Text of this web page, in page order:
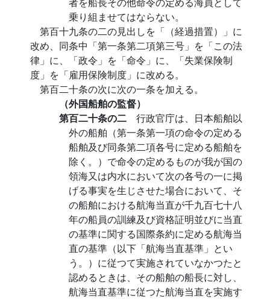
乗り組ませてはならない。
第百十九条の二の見出しを「（経過措置）」に
改め、同条中「第一条第二項第三号」を「この法
律」に、「政令」を「命令」に、「失業保険制
度」を「雇用保険制度」に改める。
第百二十条の次に次の一条を加える。
（外国船舶の監督）
第百二十条の二 行政官庁は、日本船舶以
外の船舶（第一条第一項の命令の定める
船舶及び同条第二項各号に定める船舶を
除く。）で命令の定めるものが我が国の
領海又は内水において次の各号の一に掲
げる事実を生じさせた場合において、そ
の船舶における航海当直が千九百七十八
年の船員の訓練及び資格証明並びに当直
の基準に関する国際条約に定める航海当
直の基準（以下「航海当直基準」とい
う。）に従つて実施されていなかつたと
認めるときは、その船舶の船長に対し、
航海当直基準に従つた航海当直を実施す